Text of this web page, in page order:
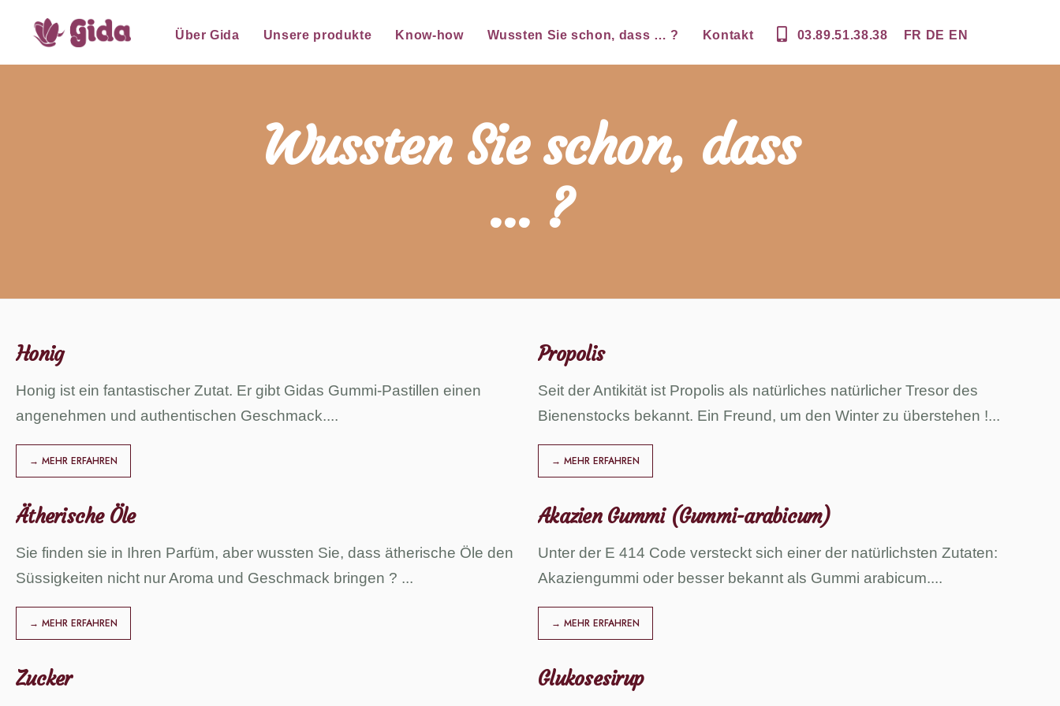
Skip
Über Gida Unsere produkte Know-how Wussten Sie schon, dass … ? Kontakt 03.89.51.38.38 FR DE EN
Wussten Sie schon, dass
… ?
Honig
Honig ist ein fantastischer Zutat. Er gibt Gidas Gummi-Pastillen einen
angenehmen und authentischen Geschmack....
→ MEHR ERFAHREN
Propolis
Seit der Antikität ist Propolis als natürliches natürlicher Tresor des
Bienenstocks bekannt. Ein Freund, um den Winter zu überstehen !...
→ MEHR ERFAHREN
Ätherische Öle
Sie finden sie in Ihren Parfüm, aber wussten Sie, dass ätherische Öle den
Süssigkeiten nicht nur Aroma und Geschmack bringen ? ...
→ MEHR ERFAHREN
Akazien Gummi (Gummi-arabicum)
Unter der E 414 Code versteckt sich einer der natürlichsten Zutaten:
Akaziengummi oder besser bekannt als Gummi arabicum....
→ MEHR ERFAHREN
Zucker Glukosesirup